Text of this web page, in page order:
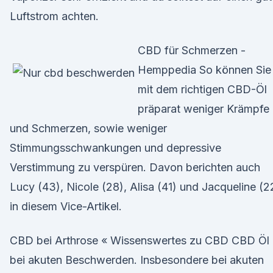
Luftstrom achten.
CBD für Schmerzen -
Hemppedia So können Sie
mit dem richtigen CBD-Öl
präparat weniger Krämpfe
und Schmerzen, sowie weniger
Stimmungsschwankungen und depressive
Verstimmung zu verspüren. Davon berichten auch
Lucy (43), Nicole (28), Alisa (41) und Jacqueline
in diesem Vice-Artikel.
CBD bei Arthrose « Wissenswertes zu CBD CBD Öl
bei akuten Beschwerden. Insbesondere bei akuten